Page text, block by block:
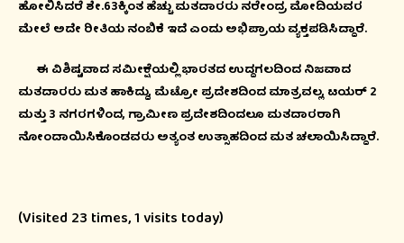
ಹೋಲಿಸಿದರೆ ಶೇ.63ಕ್ಕಿಂತ ಹೆಚ್ಚು ಮತದಾರರು ನರೇಂದ್ರ ಮೋದಿಯವರ
ಮೇಲೆ ಅದೇ ರೀತಿಯ ನಂಬಿಕೆ ಇದೆ ಎಂದು ಅಭಿಪ್ರಾಯ ವ್ಯಕ್ತಪಡಿಸಿದ್ದಾರೆ.
ಈ ವಿಶಿಷ್ಟವಾದ ಸಮೀಕ್ಷೆಯಲ್ಲಿ ಭಾರತದ ಉದ್ದಗಲದಿಂದ ನಿಜವಾದ
ಮತದಾರರು ಮತ ಹಾಕಿದ್ದು, ಮೆಟ್ರೋ ಪ್ರದೇಶದಿಂದ ಮಾತ್ರವಲ್ಲ, ಟಯರ್ 2
ಮತ್ತು 3 ನಗರಗಳಿಂದ, ಗ್ರಾಮೀಣ ಪ್ರದೇಶದಿಂದಲೂ ಮತದಾರರಾಗಿ
ನೋಂದಾಯಿಸಿಕೊಂಡವರು ಅತ್ಯಂತ ಉತ್ಸಾಹದಿಂದ ಮತ ಚಲಾಯಿಸಿದ್ದಾರೆ.
(Visited 23 times, 1 visits today)